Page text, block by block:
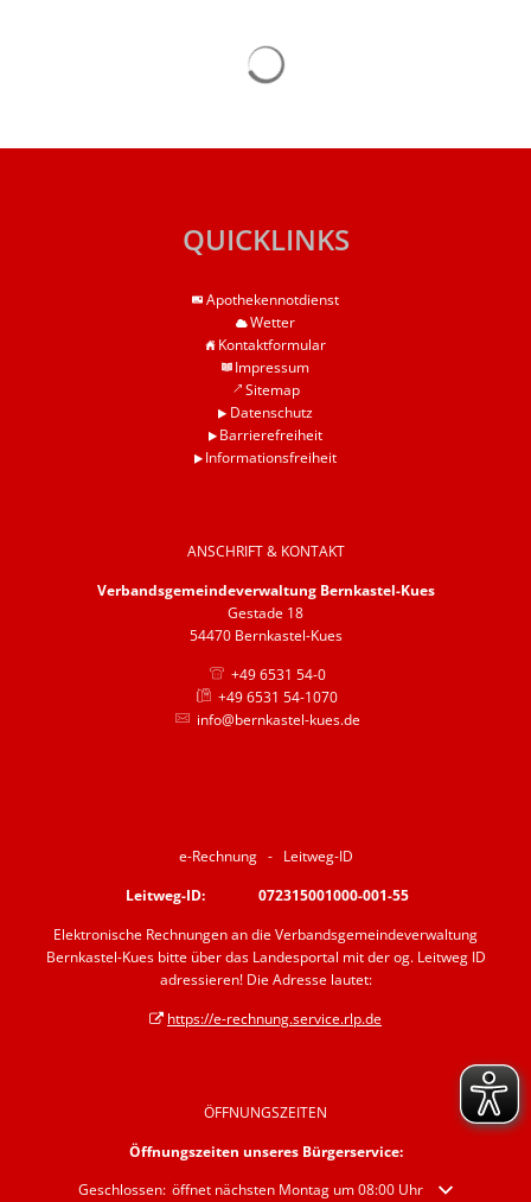
QUICKLINKS
Apothekennotdienst
Wetter
Kontaktformular
Impressum
Sitemap
Datenschutz
Barrierefreiheit
Informationsfreiheit
ANSCHRIFT & KONTAKT
Verbandsgemeindeverwaltung Bernkastel-Kues
Gestade 18
54470 Bernkastel-Kues
+49 6531 54-0
+49 6531 54-1070
info@bernkastel-kues.de
e-Rechnung - Leitweg-ID
Leitweg-ID: 072315001000-001-55
Elektronische Rechnungen an die Verbandsgemeindeverwaltung
Bernkastel-Kues bitte über das Landesportal mit der og. Leitweg ID
adressieren! Die Adresse lautet:
https://e-rechnung.service.rlp.de
ÖFFNUNGSZEITEN
Öffnungszeiten unseres Bürgerservice:
Klicken, um weitere Öffnungs- oder Schließzeiten auszublenden
Geschlossen: öffnet nächsten Montag um 08:00 Uhr